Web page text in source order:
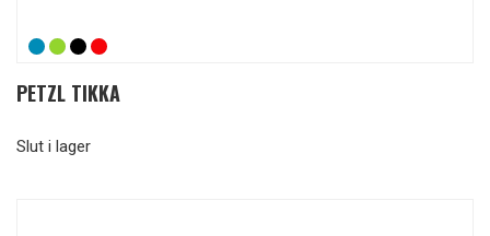
PETZL TIKKA
Slut i lager